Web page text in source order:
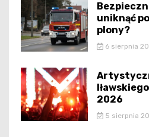
uniknąć
plony?
6 sierpnia
2026
5 sierpnia